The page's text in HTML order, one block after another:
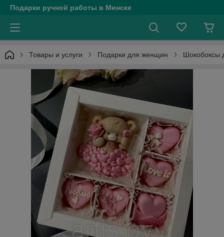
Подарки ручной работы в Минске
Товары и услуги Подарки для женщин Шокобоксы